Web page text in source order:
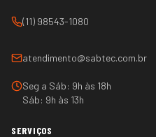
(11) 98543-1080
atendimento@sabtec.com.br
Seg a Sáb: 9h às 18h
Sáb: 9h às 13h
SERVIÇOS